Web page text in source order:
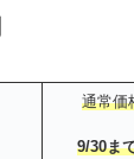
通常価
9/30ま